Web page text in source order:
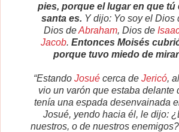
pies, porque el lugar en que tú
santa es. Y dijo: Yo soy el Dios
Dios deAbraham, Dios de
Jacob. Entonces Moisés
porque tuvo miedo de
“Estando Josué cerca de Jericó,
vio un varón que estaba delante
tenía una espada desenvainada
Josué, yendo hacia él, le dijo:
nuestros, o de nuestros